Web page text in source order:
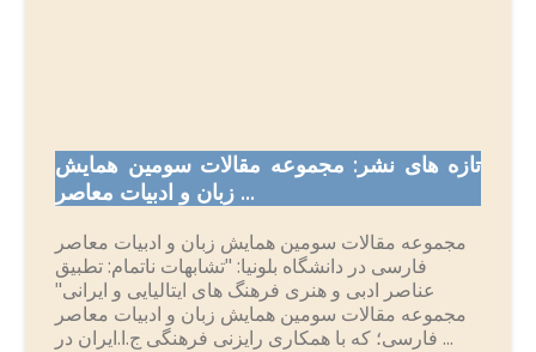
تازه های نشر: مجموعه مقالات سومین همایش
زبان و ادبیات معاصر ...
مجموعه مقالات سومین همایش زبان و ادبیات معاصر
فارسی در دانشگاه بلونیا: "تشابهات ناتمام: تطبیق
عناصر ادبی و هنری فرهنگ های ایتالیایی و ایرانی"
مجموعه مقالات سومین همایش زبان و ادبیات معاصر
فارسی؛ که با همکاری رایزنی فرهنگی ج.ا.ایران در ...